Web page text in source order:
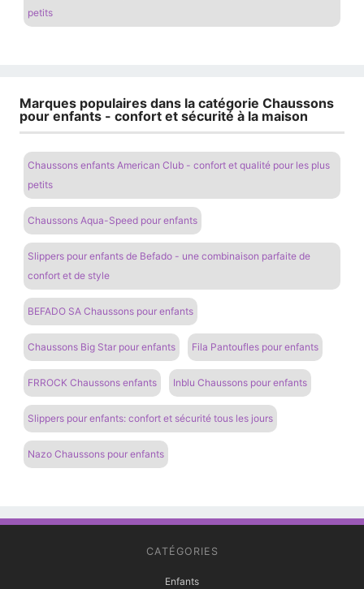
petits
Marques populaires dans la catégorie Chaussons
pour enfants - confort et sécurité à la maison
Chaussons enfants American Club - confort et qualité pour les plus
petits
Chaussons Aqua-Speed ​​​​pour enfants
Slippers pour enfants de Befado - une combinaison parfaite de
confort et de style
BEFADO SA Chaussons pour enfants
Chaussons Big Star pour enfants Fila Pantoufles pour enfants
FRROCK Chaussons enfants Inblu Chaussons pour enfants
Slippers pour enfants: confort et sécurité tous les jours
Nazo Chaussons pour enfants
CATÉGORIES
Enfants